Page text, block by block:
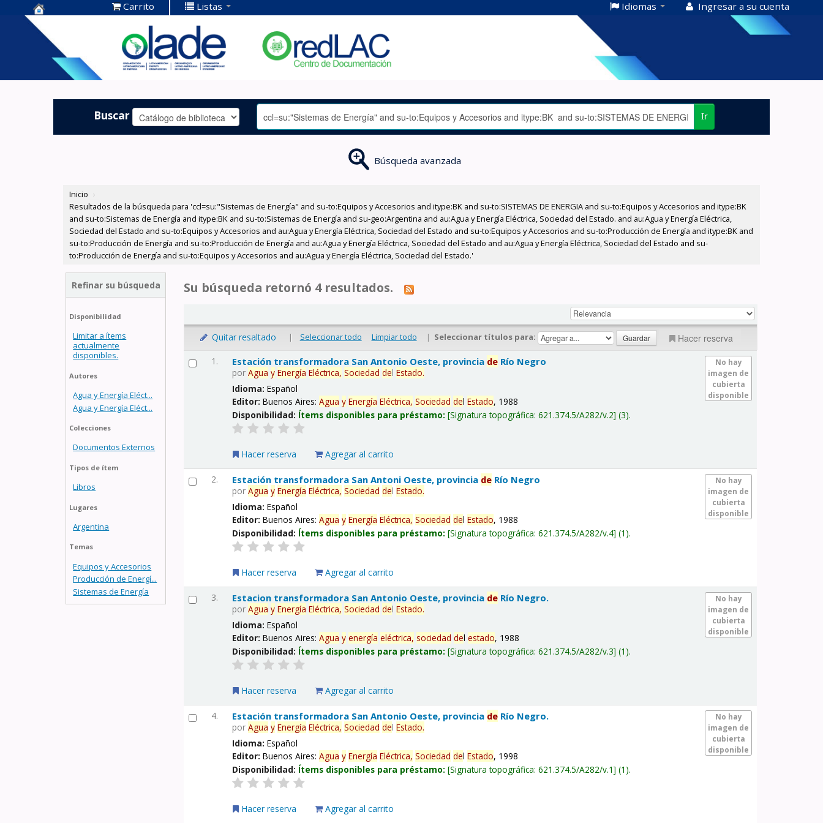
Centro de
Documentación
OLADE -
Carrito Listas Idiomas Ingresar a su cuenta
Buscar Ir
Búsqueda avanzada
Inicio ›
Resultados de la búsqueda para 'ccl=su:"Sistemas de Energía" and su-to:Equipos y Accesorios and itype:BK and su-to:SISTEMAS DE ENERGIA and su-to:Equipos y Accesorios and itype:BK
and su-to:Sistemas de Energía and itype:BK and su-to:Sistemas de Energía and su-geo:Argentina and au:Agua y Energía Eléctrica, Sociedad del Estado. and au:Agua y Energía Eléctrica,
Sociedad del Estado and su-to:Equipos y Accesorios and au:Agua y Energía Eléctrica, Sociedad del Estado and su-to:Equipos y Accesorios and su-to:Producción de Energía and itype:BK and
su-to:Producción de Energía and su-to:Producción de Energía and au:Agua y Energía Eléctrica, Sociedad del Estado and au:Agua y Energía Eléctrica, Sociedad del Estado and su-
to:Producción de Energía and su-to:Equipos y Accesorios and au:Agua y Energía Eléctrica, Sociedad del Estado.'
Refinar su búsqueda
Disponibilidad
Limitar a ítems
actualmente
disponibles.
Autores
Agua y Energía Eléct...
Agua y Energía Eléct...
Colecciones
Documentos Externos
Tipos de ítem
Libros
Lugares
Argentina
Temas
Equipos y Accesorios
Producción de Energí...
Sistemas de Energía
Su búsqueda retornó 4 resultados.
Quitar resaltado | Seleccionar todo Limpiar todo | Seleccionar títulos para: Hacer reserva
1.
No hay
imagen de
cubierta
disponible
Estación transformadora San Antonio Oeste, provincia de Río Negro
porAgua y Energía Eléctrica, Sociedad delEstado.
Idioma:Español
Editor:Buenos Aires:Agua y Energía Eléctrica, Sociedad delEstado, 1988
Disponibilidad: Ítems disponibles para préstamo: Signatura topográfica:621.374.5/A282/v.2 (3).
Hacer reserva Agregar al carrito
2.
No hay
imagen de
cubierta
disponible
Estación transformadora San Antoni Oeste, provincia de Río Negro
porAgua y Energía Eléctrica, Sociedad delEstado.
Idioma:Español
Editor:Buenos Aires:Agua y Energía Eléctrica, Sociedad delEstado, 1988
Disponibilidad: Ítems disponibles para préstamo: Signatura topográfica:621.374.5/A282/v.4 (1).
Hacer reserva Agregar al carrito
3.
No hay
imagen de
cubierta
disponible
Estacion transformadora San Antonio Oeste, provincia de Río Negro.
porAgua y Energía Eléctrica, Sociedad delEstado.
Idioma:Español
Editor:Buenos Aires:Agua y energía eléctrica, sociedad delestado, 1988
Disponibilidad: Ítems disponibles para préstamo: Signatura topográfica:621.374.5/A282/v.3 (1).
Hacer reserva Agregar al carrito
4.
No hay
imagen de
cubierta
disponible
Estación transformadora San Antonio Oeste, provincia de Río Negro.
porAgua y Energía Eléctrica, Sociedad delEstado.
Idioma:Español
Editor:Buenos Aires:Agua y Energía Eléctrica, Sociedad delEstado, 1998
Disponibilidad: Ítems disponibles para préstamo: Signatura topográfica:621.374.5/A282/v.1 (1).
Hacer reserva Agregar al carrito